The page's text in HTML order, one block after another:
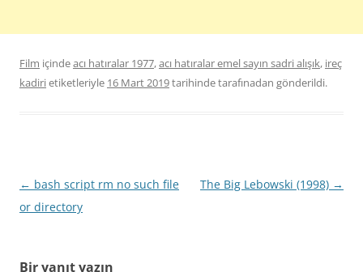
Film içindeacı hatıralar 1977,acı hatıralar emel sayın sadri alışık, ireç
kadirietiketleriyle 16 Mart 2019tarihindetarafınadan gönderildi.
Yazı
dolaşımı
← bash script rm no such file
or directory
The Big Lebowski (1998) →
Bir yanıt yazın